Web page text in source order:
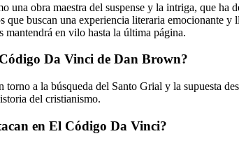
obra maestra del suspense y la intriga, que
buscan una experiencia literaria emocionante
mantendrá en vilo hasta la última página.
Da Vinci de Dan Brown?
a la búsqueda del Santo Grial y la supuesta
del cristianismo.
en El Código Da Vinci?